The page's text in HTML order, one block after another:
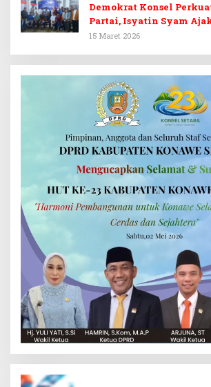
Demokrat Konsel
Partai, Isyatin Syam
Kembalikan Kejayaan
15 Maret 2026